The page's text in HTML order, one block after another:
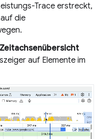
Trace erstreckt,
die
Zeitachsenübersicht
auf Elemente im